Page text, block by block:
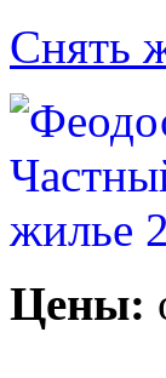
Снять
Цены: